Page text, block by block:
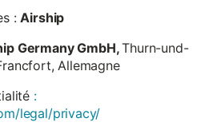
:Airship
Germany GmbH,Thurn-und-
Allemagne
:
legal/privacy/